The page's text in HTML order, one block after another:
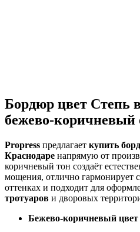
Бордюр цвет Степь
бежево-коричневый
Propress предлагает купить
Краснодаре напрямую от
коричневый тон создаёт
мощения, отлично гармонирует
оттенках и подходит для
тротуаров и дворовых
Бежево-коричневый цвет